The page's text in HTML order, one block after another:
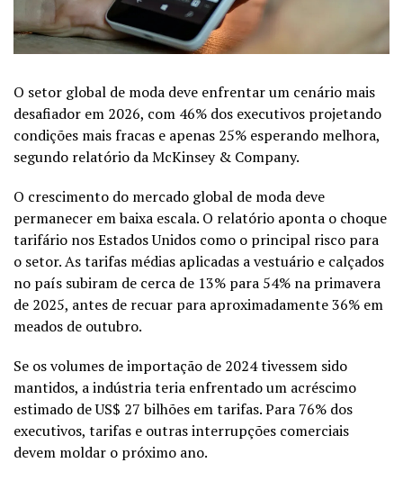
O setor global de moda deve enfrentar um cenário mais
desafiador em 2026, com 46% dos executivos projetando
condições mais fracas e apenas 25% esperando melhora,
segundo relatório da McKinsey & Company.
O crescimento do mercado global de moda deve
permanecer em baixa escala. O relatório aponta o choque
tarifário nos Estados Unidos como o principal risco para
o setor. As tarifas médias aplicadas a vestuário e calçados
no país subiram de cerca de 13% para 54% na primavera
de 2025, antes de recuar para aproximadamente 36% em
meados de outubro.
Se os volumes de importação de 2024 tivessem sido
mantidos, a indústria teria enfrentado um acréscimo
estimado de US$ 27 bilhões em tarifas. Para 76% dos
executivos, tarifas e outras interrupções comerciais
devem moldar o próximo ano.